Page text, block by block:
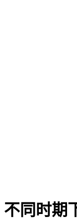
不同时期